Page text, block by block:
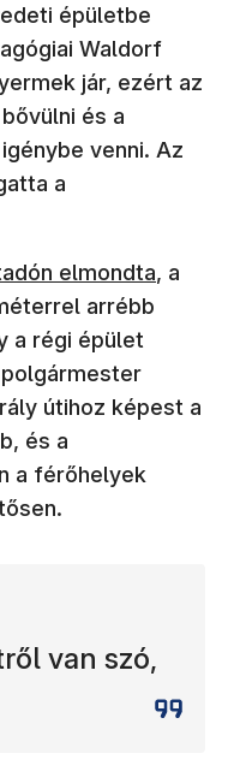
épületbe
Waldorf
jár, ezért az
és a
venni. Az
a
nyílik meg)
elmondta, a
arrébb
a régi épület
útihoz képest a
és a
a férőhelyek
van szó,